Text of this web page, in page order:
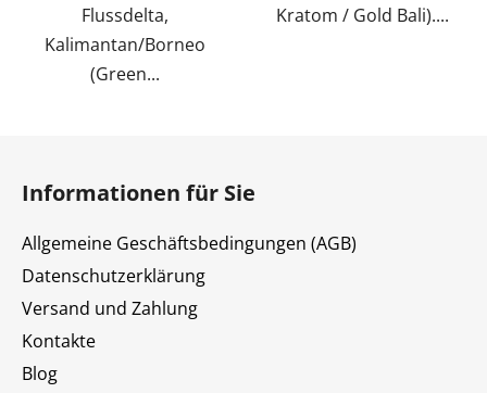
Flussdelta,
Kalimantan/Borneo
(Green...
Kratom / Gold Bali)....
Informationen für Sie
Allgemeine Geschäftsbedingungen (AGB)
Datenschutzerklärung
Versand und Zahlung
Kontakte
Blog